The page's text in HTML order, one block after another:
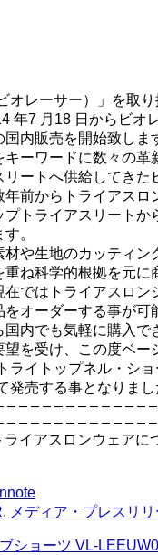
オレーサー）」を取
年7 月18 日からビオ
内販売を開始致しま
キーワードに数々の革
リートへ供給してきた
前からトライアスロ
プトライアスリートか
。
材や生地のカッティン
重ね科学的根拠を元に
在ではトライアスロン
オーダーする事が可
国内でも気軽に購入で
望を受け、この度ベー
ライトップネル・シ
発売する事となりまし
– – – – – – – – – – – –
– – – – – – – – – – – –
イアスロンウェアに
, メディア・プレスリリ
ショーツ VL-